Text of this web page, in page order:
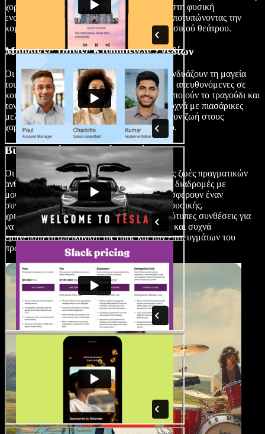
χορογραφία, τα εμβληματικά τραγούδια και στη φυσική
ενσωμάτωση της μουσικής στην αφήγηση, αποτυπώνοντας την
κομψότητα και τη γοητεία του κλασικού μουσικού θεάτρου.
Μουσικές Ταινίες Κινουμένων Σχεδίων
Οι μουσικές ταινίες κινουμένων σχεδίων συνδυάζουν τη μαγεία
του animation με ζωντανά μουσικά νούμερα, απευθυνόμενες σε
κοινό κάθε ηλικίας. Αυτές οι ταινίες χρησιμοποιούν το τραγούδι και
τον χορό για να ενισχύσουν την αφήγηση, συχνά με πιασάρικες
μελωδίες και εντυπωσιακές σκηνές που δίνουν ζωή στους
χαρακτήρες με πολύχρωμο και μαγικό τρόπο.
Βιογραφικές Μουσικές Ταινίες
Οι βιογραφικές μουσικές ταινίες φωτίζουν τις ζωές πραγματικών
ανθρώπων, μπλέκοντας τις προσωπικές τους διαδρομές με
μουσικές παραστάσεις. Αυτές οι ταινίες προσφέρουν έναν
συναρπαστικό συνδυασμό βιογραφίας και μουσικής,
χρησιμοποιώντας γνωστά τραγούδια ή πρωτότυπες συνθέσεις για
να δώσουν μια συναισθηματικά φορτισμένη και συχνά
εμπνευσμένη απεικόνιση της ζωής και των επιτευγμάτων του
πρωταγωνιστή.